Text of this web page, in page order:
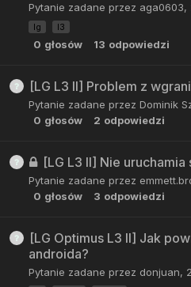
Pytanie zadane przez aga0603,
lg l3
0 głosów 13 odpowiedzi
[LG L3 II] Problem z
Pytanie zadane przez Dominik
0 głosów 2 odpowiedzi
[LG L3 II] Nie uruchamia
Pytanie zadane przez
0 głosów 3 odpowiedzi
[LG Optimus L3 II] Jak
androida?
Pytanie zadane przez donjuan,